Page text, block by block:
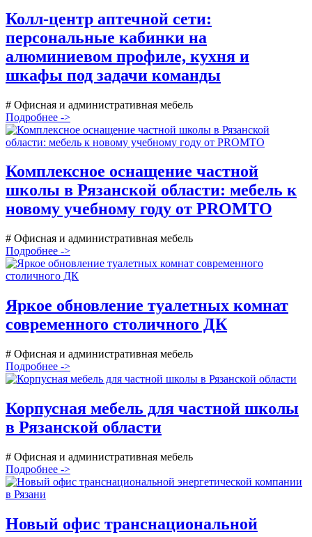
Колл-центр аптечной сети:
персональные кабинки на
алюминиевом профиле, кухня и
шкафы под задачи команды
# Офисная и административная мебель
Подробнее ->
Комплексное оснащение частной
школы в Рязанской области: мебель к
новому учебному году от PROMTO
# Офисная и административная мебель
Подробнее ->
Яркое обновление туалетных комнат
современного столичного ДК
# Офисная и административная мебель
Подробнее ->
Корпусная мебель для частной школы
в Рязанской области
# Офисная и административная мебель
Подробнее ->
Новый офис транснациональной